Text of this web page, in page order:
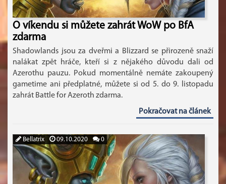
O víkendu si můžete zahrát WoW po BfA
zdarma
Shadowlands jsou za dveřmi a Blizzard se přirozeně snaží
nalákat zpět hráče, kteří si z nějakého důvodu dali od
Azerothu pauzu. Pokud momentálně nemáte zakoupený
gametime ani předplatné, můžete si od 5. do 9. listopadu
zahrát Battle for Azeroth zdarma.
Pokračovat na článek
Bellatrix 09.10.2020 0